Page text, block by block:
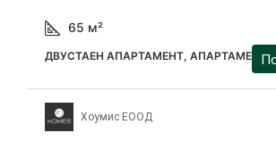
65 м²
ДВУСТАЕН АПАРТАМЕНТ, АПАРТАМЕНТ
Хоумис ЕООД